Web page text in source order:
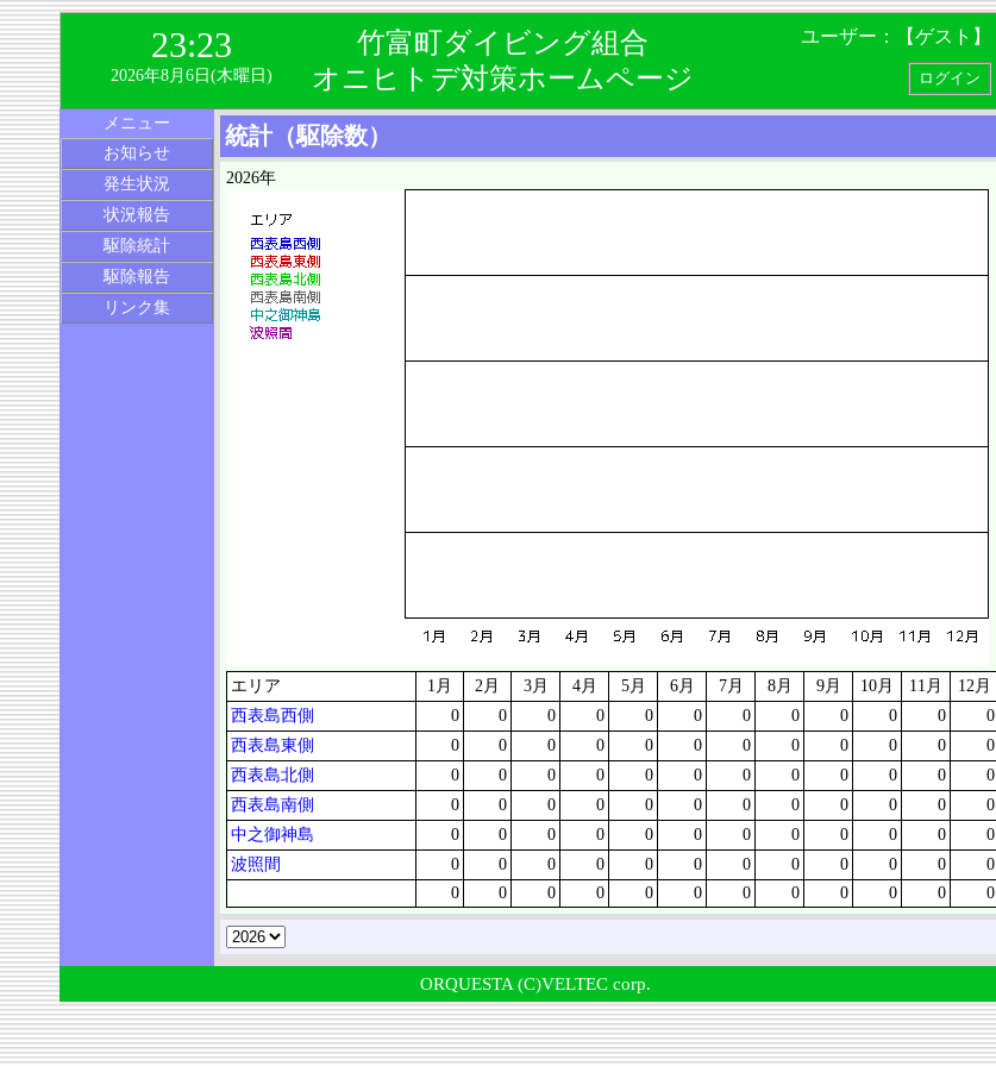
23:23
2026年8月6日(木曜日)
竹富町ダイビング組合
オニヒトデ対策ホームページ
ユーザー：【ゲスト】
ログイン
メニュー
お知らせ
発生状況
状況報告
駆除統計
駆除報告
リンク集
統計（駆除数）
2026年
エリア 1月 2月 3月 4月 5月 6月 7月 8月 9月 10月 11月
12月
西表島西側
0 0 0 0 0 0 0 0 0 0 0
0
西表島東側
0 0 0 0 0 0 0 0 0 0 0
0
西表島北側
0 0 0 0 0 0 0 0 0 0 0
0
西表島南側
0 0 0 0 0 0 0 0 0 0 0
0
中之御神島
0 0 0 0 0 0 0 0 0 0 0
0
波照間
0 0 0 0 0 0 0 0 0 0 0
0
0
0 0 0 0 0 0 0 0 0 0 0
ORQUESTA (C)VELTEC corp.